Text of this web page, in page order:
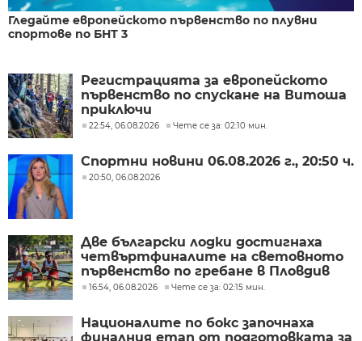
Гледайте европейското първенство по плувни
спортове по БНТ 3
Регистрацията за европейското
първенство по спускане на Витоша
приключи
22:54, 06.08.2026 Чете се за: 02:10 мин.
Спортни новини 06.08.2026 г., 20:50 ч.
20:50, 06.08.2026
Две български лодки достигнаха
четвъртфиналите на световното
първенство по гребане в Пловдив
16:54, 06.08.2026 Чете се за: 02:15 мин.
Националите по бокс започнаха
финалния етап от подготовката за